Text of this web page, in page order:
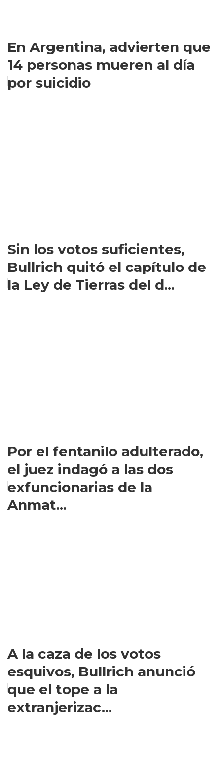
En Argentina, advierten que
14 personas mueren al día
por suicidio
Sin los votos suficientes,
Bullrich quitó el capítulo de
la Ley de Tierras del d...
Por el fentanilo adulterado,
el juez indagó a las dos
exfuncionarias de la
Anmat...
A la caza de los votos
esquivos, Bullrich anunció
que el tope a la
extranjerizac...